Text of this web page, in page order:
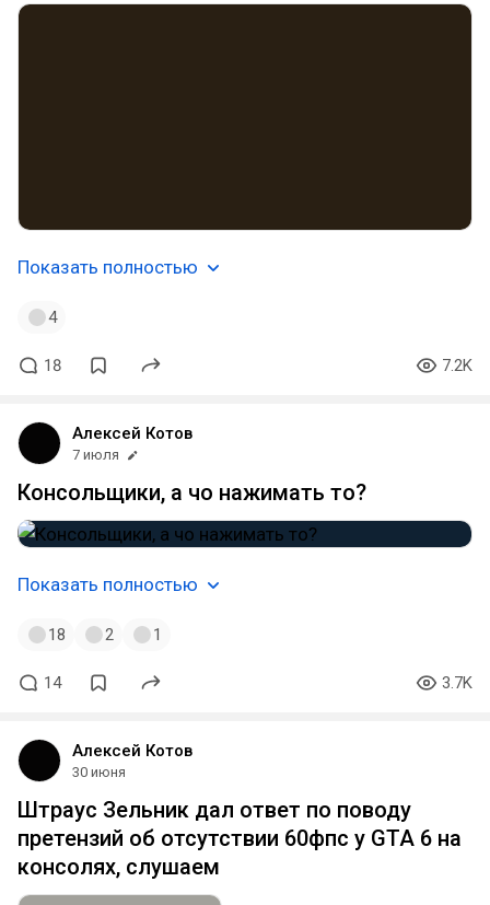
Показать полностью
4
18 7.2K
Алексей Котов
7 июля
Консольщики, а чо нажимать то?
Показать полностью
18 2 1
14 3.7K
Алексей Котов
30 июня
Штраус Зельник дал ответ по поводу
претензий об отсутствии 60фпс у GTA 6 на
консолях, слушаем